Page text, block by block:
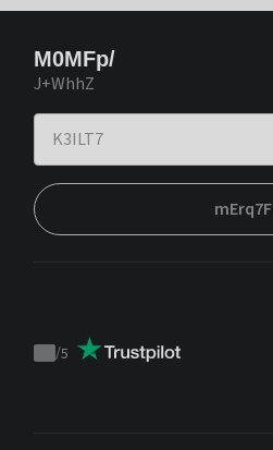
M0MFp/
J+WhhZ
mErq7F
Trustpilot
/5